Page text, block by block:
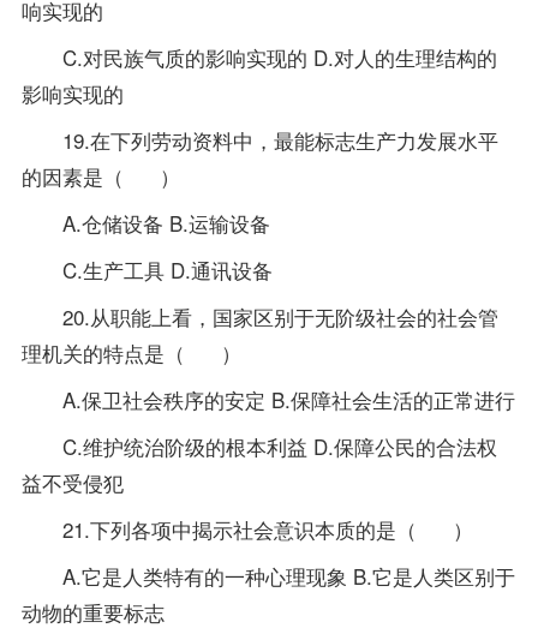
响实现的
C.对民族气质的影响实现的 D.对人的生理结构的
影响实现的
19.在下列劳动资料中，最能标志生产力发展水平
的因素是（ ）
A.仓储设备 B.运输设备
C.生产工具 D.通讯设备
20.从职能上看，国家区别于无阶级社会的社会管
理机关的特点是（ ）
A.保卫社会秩序的安定 B.保障社会生活的正常进行
C.维护统治阶级的根本利益 D.保障公民的合法权
益不受侵犯
21.下列各项中揭示社会意识本质的是（ ）
A.它是人类特有的一种心理现象 B.它是人类区别于
动物的重要标志